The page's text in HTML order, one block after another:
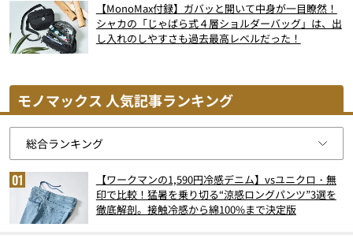
【MonoMax付録】ガバッと開いて中身が一目瞭然！
シャカの「じゃばら式４層ショルダーバッグ」は、出
し入れのしやすさも過去最高レベルだった！
モノマックス 人気記事ランキング
【ワークマンの1,590円冷感デニム】vsユニクロ・無
印で比較！猛暑を乗り切る“涼感ロングパンツ”3選を
徹底解剖。接触冷感から綿100%まで決定版